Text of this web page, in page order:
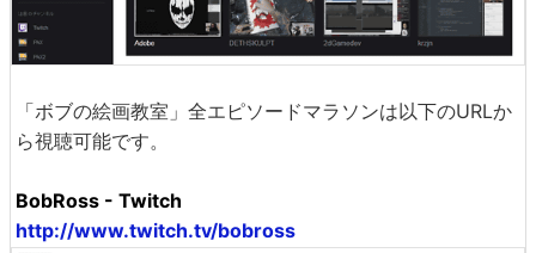
「ボブの絵画教室」全エピソードマラソンは以下のURLか
ら視聴可能です。
BobRoss - Twitch
http://www.twitch.tv/bobross